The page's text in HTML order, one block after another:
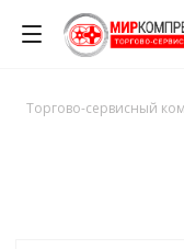
Торгово-сервисный